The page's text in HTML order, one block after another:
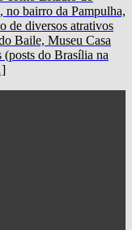
bairro da Pampulha,
de diversos atrativos
Baile, Museu Casa
(posts do Brasília na